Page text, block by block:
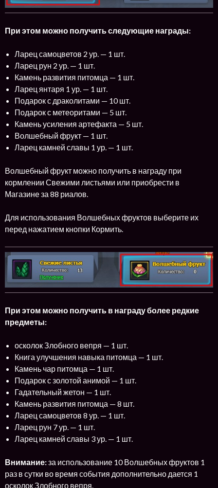
При этом можно получить следующие награды:
Ларец самоцветов 2 ур. — 1 шт.
Ларец рун 2 ур. — 1 шт.
Камень развития питомца — 1 шт.
Ларец янтаря 1 ур. — 1 шт.
Подарок с драколитами — 10 шт.
Подарок с метеоритами — 5 шт.
Камень усиления артефакта — 5 шт.
Волшебный фрукт — 1 шт.
Ларец камней славы 1 ур. — 1 шт.
Волшебный фрукт можно получить в награду при
кормлении Свежими листьями или приобрести в
Магазине за 88 риалов.
Для использования Волшебных фруктов выберите их
перед нажатием кнопки Кормить.
При этом можно получить в награду более редкие
предметы:
осколок Злобного вепря — 1 шт.
Книга улучшения навыка питомца — 1 шт.
Камень чар питомца — 1 шт.
Подарок с золотой анимой — 1 шт.
Гадательный жетон — 1 шт.
Камень развития питомца — 8 шт.
Ларец самоцветов 8 ур. — 1 шт.
Ларец рун 7 ур. — 1 шт.
Ларец камней славы 3 ур. — 1 шт.
Внимание:за использование 10 Волшебных фруктов 1
раз в сутки во время события дополнительно дается 1
осколок Злобного вепря.